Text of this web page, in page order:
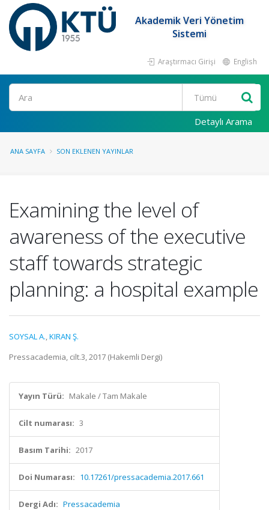
Akademik Veri Yönetim
Sistemi
Araştırmacı Girişi English
Ara
Detaylı Arama
ANA SAYFA SON EKLENEN YAYINLAR
Examining the level of
awareness of the executive
staff towards strategic
planning: a hospital example
SOYSAL A.,KIRAN Ş.
Pressacademia, cilt.3, 2017 (Hakemli Dergi)
Yayın Türü: Makale / Tam Makale
Cilt numarası: 3
Basım Tarihi: 2017
Doi Numarası: 10.17261/pressacademia.2017.661
Dergi Adı: Pressacademia